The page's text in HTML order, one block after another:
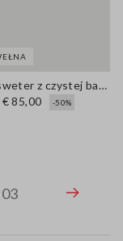
Brązowy sweter z czystej bawełny, regular fit
€ 85,00
-50%
03